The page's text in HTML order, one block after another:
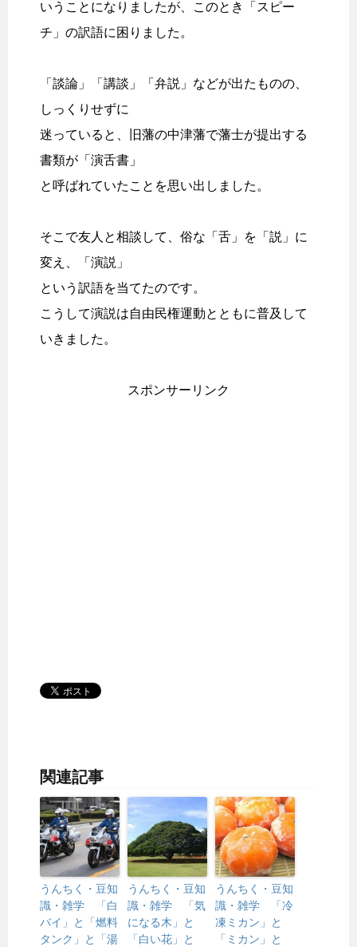
いうことになりましたが、このとき「スピー
チ」の訳語に困りました。
「談論」「講談」「弁説」などが出たものの、
しっくりせずに
迷っていると、旧藩の中津藩で藩士が提出する
書類が「演舌書」
と呼ばれていたことを思い出しました。
そこで友人と相談して、俗な「舌」を「説」に
変え、「演説」
という訳語を当てたのです。
こうして演説は自由民権運動とともに普及して
いきました。
スポンサーリンク
関連記事
うんちく・豆知
識・雑学 「白
バイ」と「燃料
タンク」と「湯
うんちく・豆知
識・雑学 「気
になる木」と
「白い花」と
うんちく・豆知
識・雑学 「冷
凍ミカン」と
「ミカン」と